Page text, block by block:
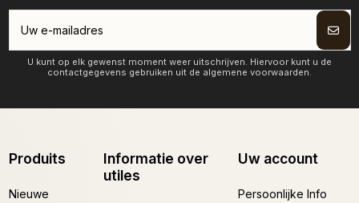
U kunt op elk gewenst moment weer uitschrijven. Hiervoor kunt u de
contactgegevens gebruiken uit de algemene voorwaarden.
Produits
Nieuwe
Informatie over
utiles
Uw account
Persoonlijke Info